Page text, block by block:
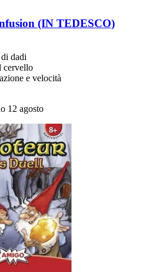
(IN TEDESCO)
dadi
cervello
e velocità
12 agosto